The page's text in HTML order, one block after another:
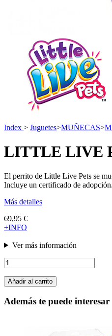
Index > Juguetes>MUÑECAS>
LITTLE LIVE
El perrito de Little Live Pets se
Incluye un certificado de adopción.
Más detalles
69,95 €
+INFO
Ver más información
Añadir al carrito
Además te puede interesar